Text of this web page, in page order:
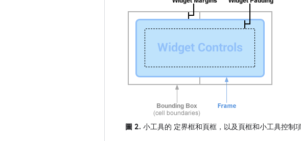
圖 2. 小工具的 定界框和頁框，以及頁框和小工具控制